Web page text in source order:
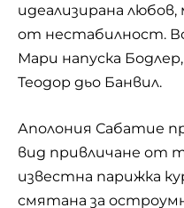
идеализирана
от нестабилност.
Мари напуска
Теодор дьо Банвил.
Аполония Сабатие
вид привличане от
известна парижка
смятана за